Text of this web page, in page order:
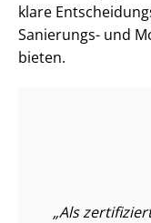
klare
Sanierungs- und
bieten.
Als